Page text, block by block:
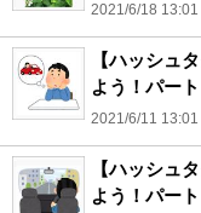
2021/6/18 13:01
【ハッシュ
よう！パート
2021/6/11 13:01
【ハッシュ
よう！パート